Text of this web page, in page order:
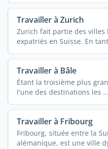
Travailler à Zurich
Zurich fait partie des villes
expatriés en Suisse. En
Travailler à Bâle
Étant la troisième plus
l'une des destinations les ...
Travailler à Fribourg
Fribourg, située entre la
alémanique, est une ville